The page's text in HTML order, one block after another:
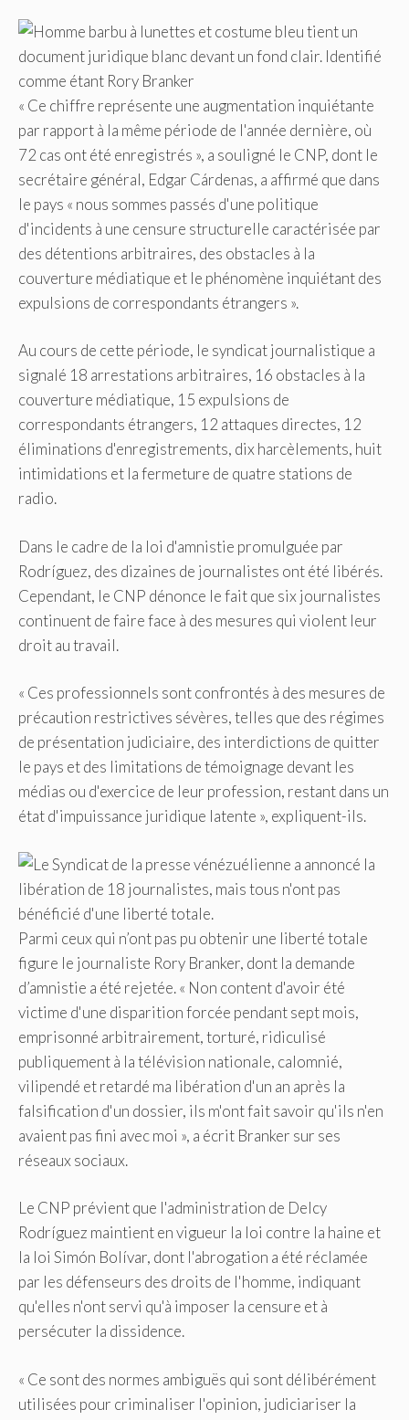
« Ce chiffre représente une augmentation inquiétante
par rapport à la même période de l'année dernière, où
72 cas ont été enregistrés », a souligné le CNP, dont le
secrétaire général, Edgar Cárdenas, a affirmé que dans
le pays « nous sommes passés d'une politique
d'incidents à une censure structurelle caractérisée par
des détentions arbitraires, des obstacles à la
couverture médiatique et le phénomène inquiétant des
expulsions de correspondants étrangers ».
Au cours de cette période, le syndicat journalistique a
signalé 18 arrestations arbitraires, 16 obstacles à la
couverture médiatique, 15 expulsions de
correspondants étrangers, 12 attaques directes, 12
éliminations d'enregistrements, dix harcèlements, huit
intimidations et la fermeture de quatre stations de
radio.
Dans le cadre de la loi d'amnistie promulguée par
Rodríguez, des dizaines de journalistes ont été libérés.
Cependant, le CNP dénonce le fait que six journalistes
continuent de faire face à des mesures qui violent leur
droit au travail.
« Ces professionnels sont confrontés à des mesures de
précaution restrictives sévères, telles que des régimes
de présentation judiciaire, des interdictions de quitter
le pays et des limitations de témoignage devant les
médias ou d'exercice de leur profession, restant dans un
état d'impuissance juridique latente », expliquent-ils.
Parmi ceux qui n’ont pas pu obtenir une liberté totale
figure le journaliste Rory Branker, dont la demande
d’amnistie a été rejetée. « Non content d'avoir été
victime d'une disparition forcée pendant sept mois,
emprisonné arbitrairement, torturé, ridiculisé
publiquement à la télévision nationale, calomnié,
vilipendé et retardé ma libération d'un an après la
falsification d'un dossier, ils m'ont fait savoir qu'ils n'en
avaient pas fini avec moi », a écrit Branker sur ses
réseaux sociaux.
Le CNP prévient que l'administration de Delcy
Rodríguez maintient en vigueur la loi contre la haine et
la loi Simón Bolívar, dont l'abrogation a été réclamée
par les défenseurs des droits de l'homme, indiquant
qu'elles n'ont servi qu'à imposer la censure et à
persécuter la dissidence.
« Ce sont des normes ambiguës qui sont délibérément
utilisées pour criminaliser l'opinion, judiciariser la